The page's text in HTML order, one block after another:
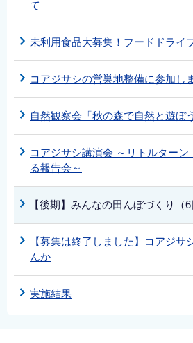
て
未利用食品大募集！フードドライ
コアジサシの営巣地整備に参加し
自然観察会「秋の森で自然と遊ぼ
コアジサシ講演会 ～リトルターン
る報告会～
【後期】みんなの田んぼづくり（6
【募集は終了しました】コアジサ
んか
実施結果